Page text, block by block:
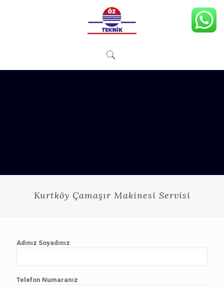
Kurtköy Çamaşır Makinesi Servisi
Adınız Soyadınız
Telefon Numaranız